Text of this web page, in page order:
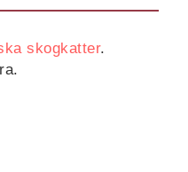
skogkatter.